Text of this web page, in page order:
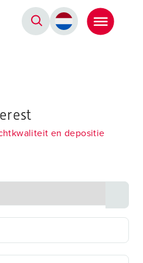
leergangen en opleidingen
en depositie